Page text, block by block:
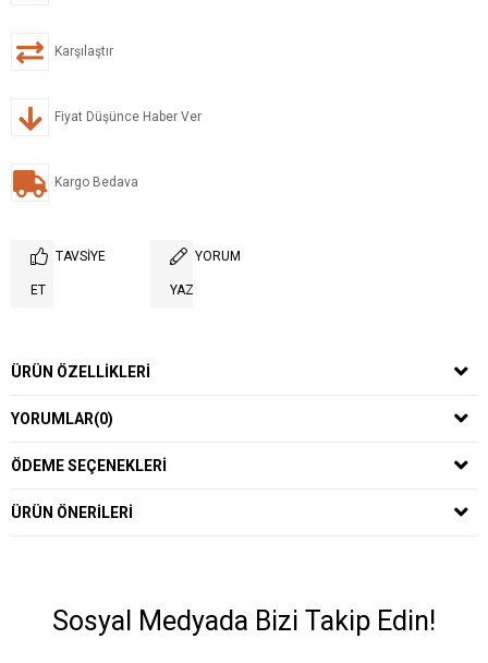
Karşılaştır
Fiyat Düşünce Haber Ver
Kargo Bedava
TAVSIYE
ET
YORUM
YAZ
ÜRÜN ÖZELLIKLERI
YORUMLAR(0)
ÖDEME SEÇENEKLERI
ÜRÜN ÖNERILERI
Sosyal Medyada Bizi Takip Edin!